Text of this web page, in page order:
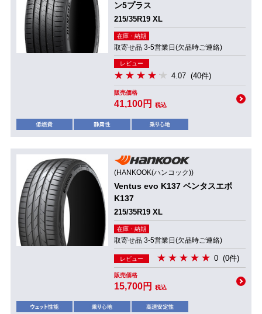
ン5プラス
215/35R19 XL
在庫・納期
取寄せ品 3-5営業日(欠品時ご連絡)
レビュー
4.07 (40件)
販売価格
41,100円 税込
(HANKOOK(ハンコック))
Ventus evo K137 ベンタスエボ
K137
215/35R19 XL
在庫・納期
取寄せ品 3-5営業日(欠品時ご連絡)
レビュー 0 (0件)
販売価格
15,700円 税込